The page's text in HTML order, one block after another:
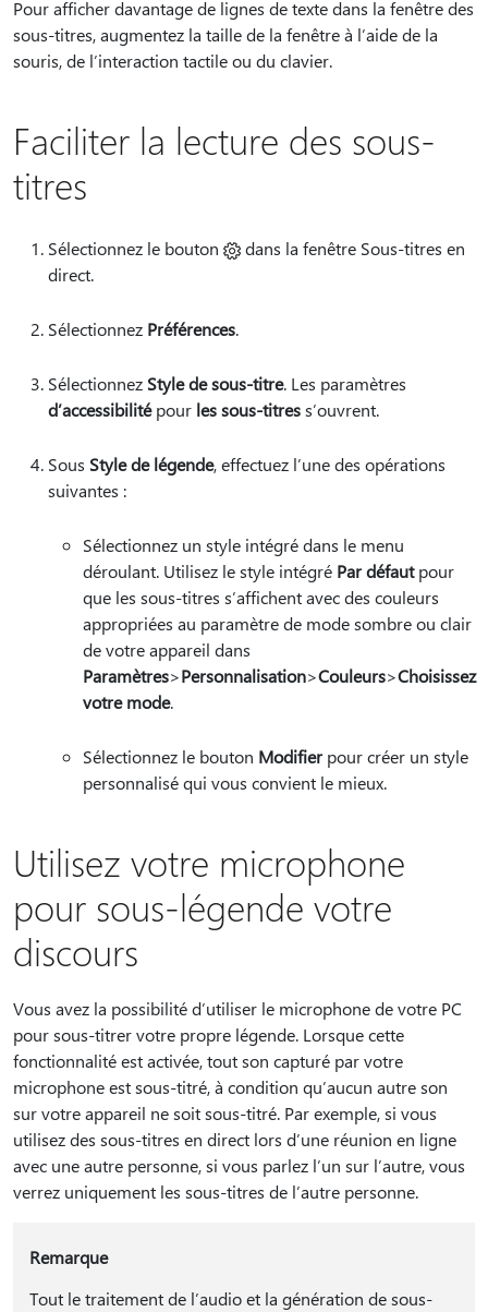
Pour afficher davantage de lignes de texte dans la fenêtre des
sous-titres, augmentez la taille de la fenêtre à l’aide de la
souris, de l’interaction tactile ou du clavier.
Faciliter la lecture des sous-
titres
Sélectionnez le bouton
dans la fenêtre Sous-titres en
direct.
Sélectionnez Préférences.
Sélectionnez Style de sous-titre. Les paramètres
d’accessibilitépour les sous-titress’ouvrent.
Sous Style de légende, effectuez l’une des opérations
suivantes :
Sélectionnez un style intégré dans le menu
déroulant. Utilisez le style intégré Par défautpour
que les sous-titres s’affichent avec des couleurs
appropriées au paramètre de mode sombre ou clair
de votre appareil dans
Paramètres>Personnalisation>Couleurs>Choisissez
votre mode.
Sélectionnez le bouton Modifierpour créer un style
personnalisé qui vous convient le mieux.
Utilisez votre microphone
pour sous-légende votre
discours
Vous avez la possibilité d’utiliser le microphone de votre PC
pour sous-titrer votre propre légende. Lorsque cette
fonctionnalité est activée, tout son capturé par votre
microphone est sous-titré, à condition qu’aucun autre son
sur votre appareil ne soit sous-titré. Par exemple, si vous
utilisez des sous-titres en direct lors d’une réunion en ligne
avec une autre personne, si vous parlez l’un sur l’autre, vous
verrez uniquement les sous-titres de l’autre personne.
Remarque
Tout le traitement de l’audio et la génération de sous-